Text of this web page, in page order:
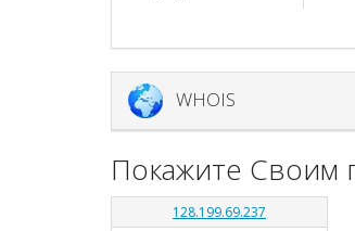
WHOIS
Покажите Своим
128.199.69.237